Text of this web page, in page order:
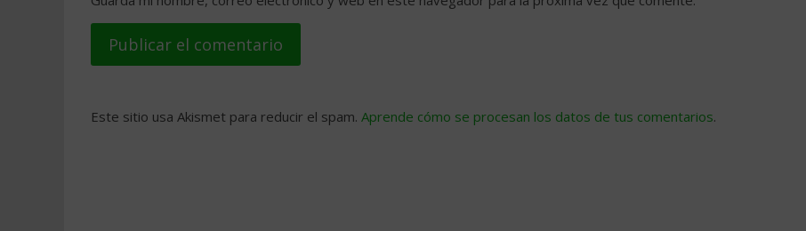
Este sitio usa Akismet para reducir el spam. Aprende cómo se procesan los datos de tus comentarios.